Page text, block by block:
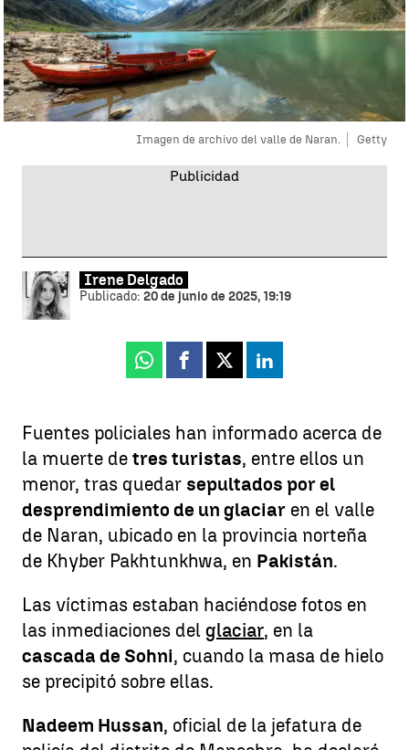
Imagen de archivo del valle de Naran. Getty
Irene Delgado
Publicado: 20 de junio de 2025, 19:19
Whatsapp
Facebook
X Linkedin
Fuentes policiales han informado acerca de
la muerte de tres turistas, entre ellos un
menor, tras quedar sepultados por el
desprendimiento de un glaciar en el valle
de Naran, ubicado en la provincia norteña
de Khyber Pakhtunkhwa, en Pakistán.
Las víctimas estaban haciéndose fotos en
las inmediaciones del glaciar, en la
cascada de Sohni, cuando la masa de hielo
se precipitó sobre ellas.
Nadeem Hussan, oficial de la jefatura de